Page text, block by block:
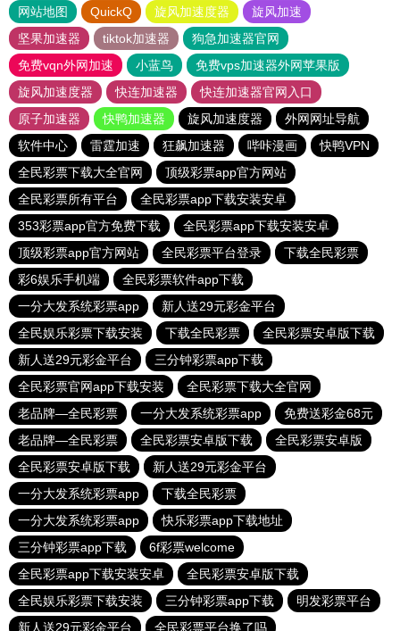
网站地图 QuickQ 旋风加速度器
旋风加速
坚果加速器
tiktok加速器
狗急加速器官网
免费vqn外网加速
小蓝鸟
免费vps加速器外网苹果版
旋风加速度器
快连加速器
快连加速器官网入口
原子加速器
快鸭加速器 旋风加速度器
外网网址导航
软件中心
雷霆加速 狂飙加速器 哔咔漫画
快鸭VPN
全民彩票下载大全官网
顶级彩票app官方网站
全民彩票所有平台
全民彩票app下载安装安卓
353彩票app官方免费下载
全民彩票app下载安装安卓
顶级彩票app官方网站
全民彩票平台登录
下载全民彩票
彩6娱乐手机端
全民彩票软件app下载
一分大发系统彩票app
新人送29元彩金平台
全民娱乐彩票下载安装
下载全民彩票
全民彩票安卓版下载
新人送29元彩金平台
三分钟彩票app下载
全民彩票官网app下载安装
全民彩票下载大全官网
老品牌—全民彩票
一分大发系统彩票app
免费送彩金68元
老品牌—全民彩票
全民彩票安卓版下载
全民彩票安卓版
全民彩票安卓版下载
新人送29元彩金平台
一分大发系统彩票app
下载全民彩票
一分大发系统彩票app
快乐彩票app下载地址
三分钟彩票app下载
6f彩票welcome
全民彩票app下载安装安卓
全民彩票安卓版下载
全民娱乐彩票下载安装
三分钟彩票app下载
明发彩票平台
新人送29元彩金平台
全民彩票平台换了吗